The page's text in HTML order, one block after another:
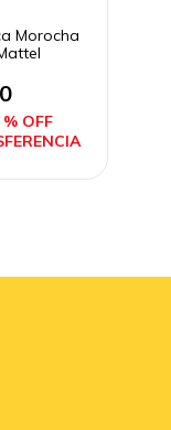
Morocha
% OFF